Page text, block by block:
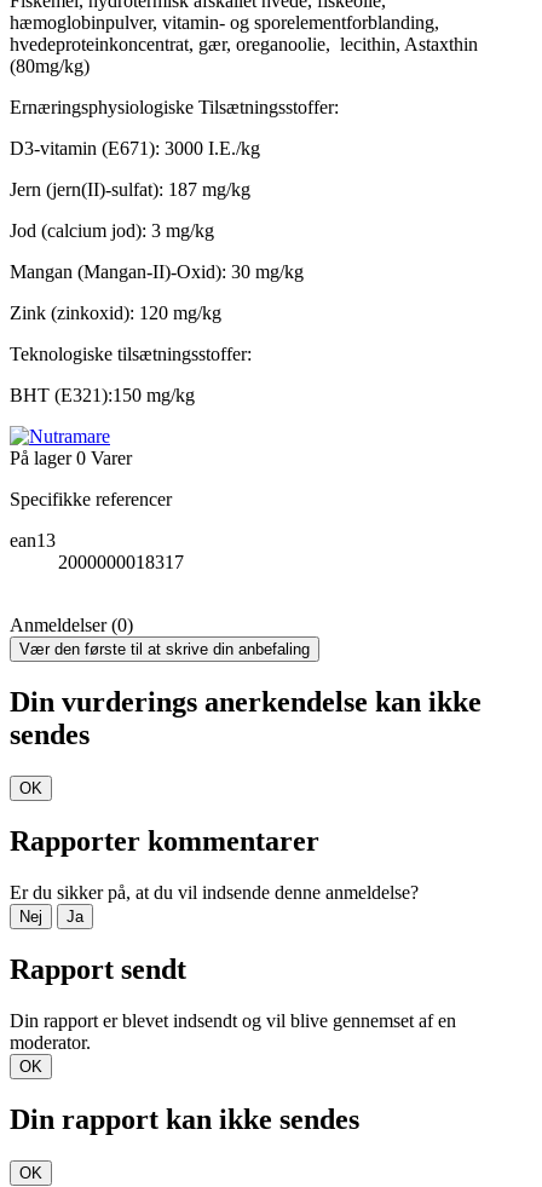
hæmoglobinpulver, vitamin- og sporelementforblanding,
hvedeproteinkoncentrat, gær, oreganoolie, lecithin, Astaxthin
(80mg/kg)
Ernæringsphysiologiske Tilsætningsstoffer:
D3-vitamin (E671): 3000 I.E./kg
Jern (jern(II)-sulfat): 187 mg/kg
Jod (calcium jod): 3 mg/kg
Mangan (Mangan-II)-Oxid): 30 mg/kg
Zink (zinkoxid): 120 mg/kg
Teknologiske tilsætningsstoffer:
BHT (E321):150 mg/kg
På lager 0 Varer
Specifikke referencer
ean13
2000000018317
Anmeldelser (0)
Vær den første til at skrive din anbefaling
Din vurderings anerkendelse kan ikke
sendes
OK
Rapporter kommentarer
Er du sikker på, at du vil indsende denne anmeldelse?
Nej Ja
Rapport sendt
Din rapport er blevet indsendt og vil blive gennemset af en
moderator.
OK
Din rapport kan ikke sendes
OK